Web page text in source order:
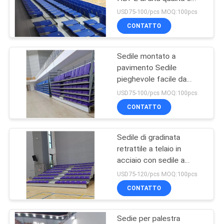
UNA
CITAZIONE
MAPPA
SITO
PRIVACY
POLICY
Sedili avvolgenti
dello stadio
22
Gradinata all'aperto
portatile
12
maniglia opzionale
USD75-100/pcs MOQ:100pcs
CONTATTO
Sedile montato a
pavimento Sedile
pieghevole facile da
installare per corridoio
1000 mm
USD75-100/pcs MOQ:100pcs
CONTATTO
Sedile di gradinata
retrattile a telaio in
acciaio con sedile a
pavimento
USD75-120/pcs MOQ:100pcs
CONTATTO
Sedie per palestra